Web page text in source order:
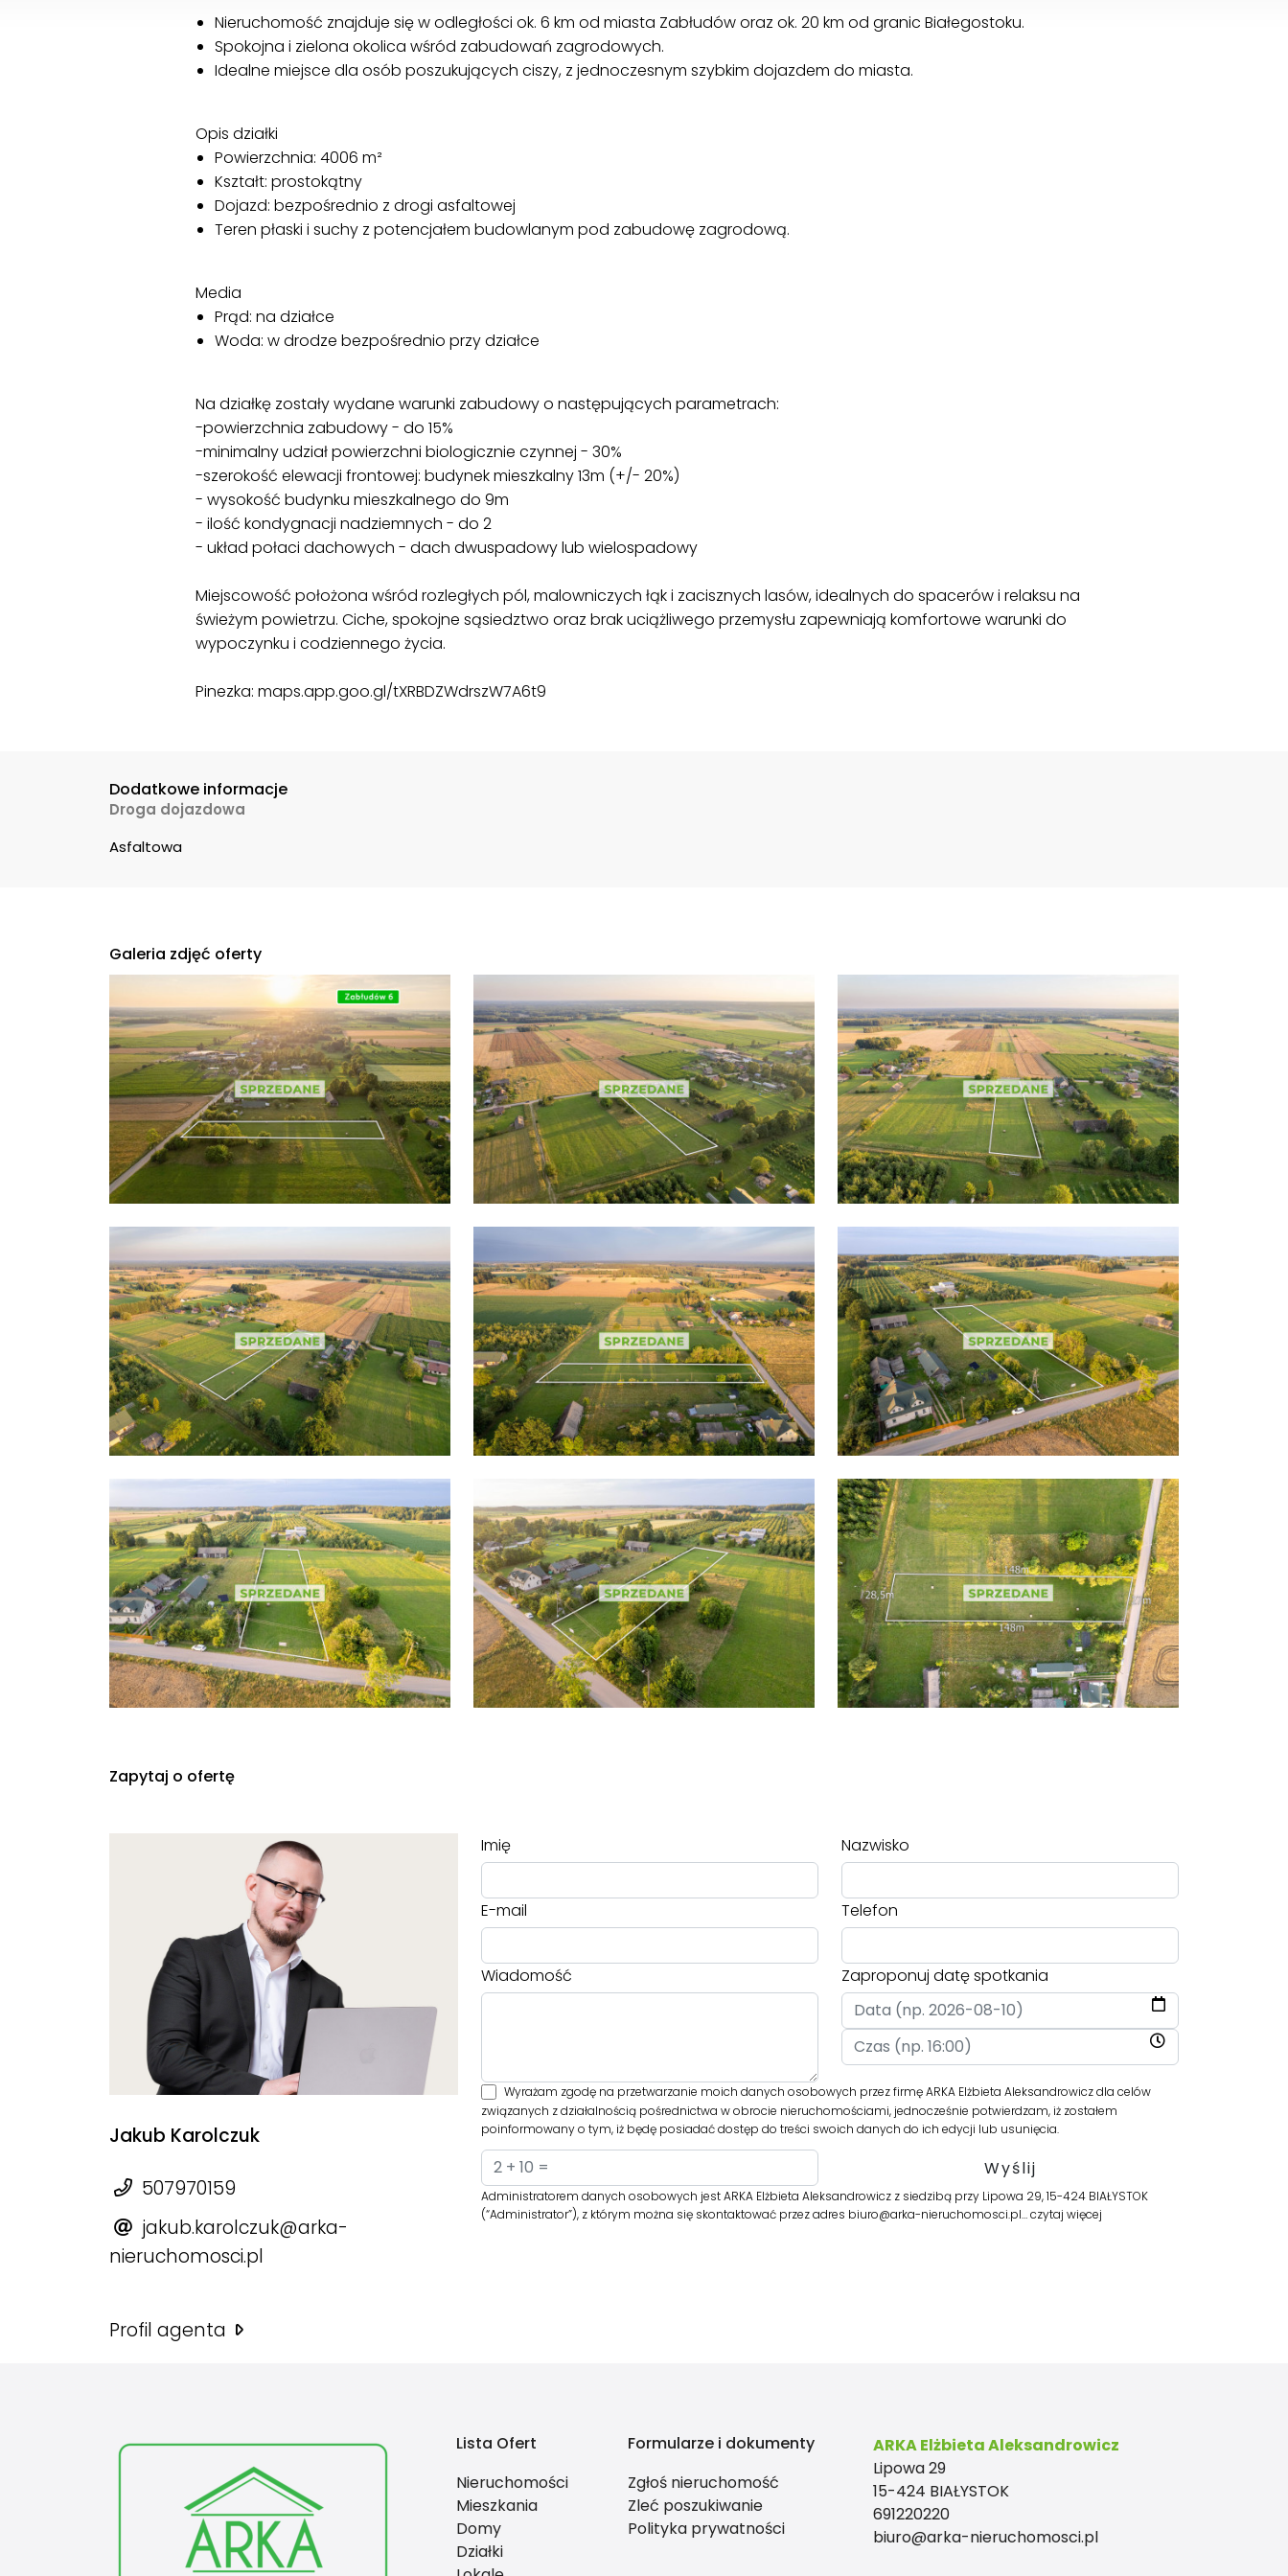
Nieruchomość znajduje się w odległości ok. 6 km od miasta Zabłudów oraz ok. 20 km od granic Białegostoku.
Spokojna i zielona okolica wśród zabudowań zagrodowych.
Idealne miejsce dla osób poszukujących ciszy, z jednoczesnym szybkim dojazdem do miasta.
Opis działki
Powierzchnia: 4006 m²
Kształt: prostokątny
Dojazd: bezpośrednio z drogi asfaltowej
Teren płaski i suchy z potencjałem budowlanym pod zabudowę zagrodową.
Media
Prąd: na działce
Woda: w drodze bezpośrednio przy działce
Na działkę zostały wydane warunki zabudowy o następujących parametrach:
-powierzchnia zabudowy - do 15%
-minimalny udział powierzchni biologicznie czynnej - 30%
-szerokość elewacji frontowej: budynek mieszkalny 13m (+/- 20%)
- wysokość budynku mieszkalnego do 9m
- ilość kondygnacji nadziemnych - do 2
- układ połaci dachowych - dach dwuspadowy lub wielospadowy
Miejscowość położona wśród rozległych pól, malowniczych łąk i zacisznych lasów, idealnych do spacerów i relaksu na
świeżym powietrzu. Ciche, spokojne sąsiedztwo oraz brak uciążliwego przemysłu zapewniają komfortowe warunki do
wypoczynku i codziennego życia.
Pinezka: maps.app.goo.gl/tXRBDZWdrszW7A6t9
Dodatkowe informacje
Droga dojazdowa
Asfaltowa
Galeria zdjęć oferty
Zapytaj o ofertę
Jakub Karolczuk
507970159
jakub.karolczuk@arka-
nieruchomosci.pl
Profil agenta
Imię Nazwisko
E-mail Telefon
Wiadomość Zaproponuj datę spotkania
Wyrażam zgodę na przetwarzanie moich danych osobowych przez firmę ARKA Elżbieta Aleksandrowicz dla celów
związanych z działalnością pośrednictwa w obrocie nieruchomościami, jednocześnie potwierdzam, iż zostałem
poinformowany o tym, iż będę posiadać dostęp do treści swoich danych do ich edycji lub usunięcia.
Administratorem danych osobowych jest ARKA Elżbieta Aleksandrowicz z siedzibą przy Lipowa 29, 15-424 BIAŁYSTOK
(“Administrator”), z którym można się skontaktować przez adres biuro@arka-nieruchomosci.pl…czytaj więcej
Lista Ofert
Nieruchomości
Mieszkania
Domy
Działki
Formularze i dokumenty
Zgłoś nieruchomość
Zleć poszukiwanie
Polityka prywatności
ARKA Elżbieta Aleksandrowicz
Lipowa 29
15-424 BIAŁYSTOK
691220220
biuro@arka-nieruchomosci.pl